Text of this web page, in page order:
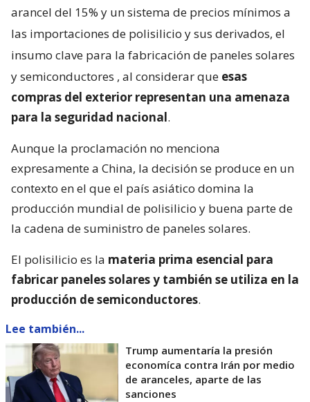
arancel del 15% y un sistema de precios mínimos a
las importaciones de polisilicio y sus derivados, el
insumo clave para la fabricación de paneles solares
y semiconductores , al considerar que esas
compras del exterior representan una amenaza
para la seguridad nacional.
Aunque la proclamación no menciona
expresamente a China, la decisión se produce en un
contexto en el que el país asiático domina la
producción mundial de polisilicio y buena parte de
la cadena de suministro de paneles solares.
El polisilicio es la materia prima esencial para
fabricar paneles solares y también se utiliza en la
producción de semiconductores.
Lee también...
Trump aumentaría la presión
economíca contra Irán por medio
de aranceles, aparte de las
sanciones